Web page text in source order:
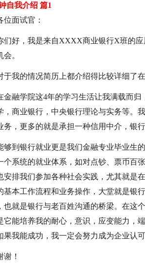
自我介绍 篇1
位面试官：
们好，我是来自XXXX商业银行X班的
。
于我的情况简历上都介绍得比较详细了
金融学院这4年的学习生活让我满载而
，商业银行，中央银行理论与实务等。
务，更多的就是承担一种信用中介，银
够到银行就业更是我们金融专业毕业生
个系统的就业体系，如对点钞、票币百
安排我们参加各种社会实践，尤其就是
基本工作流程和业务操作，大堂就是银
也就是银行与老百姓沟通的桥梁。在这
它能培养我的耐心，意识，应变能力，
果我能成功，我一定会努力成为企业认
谢！